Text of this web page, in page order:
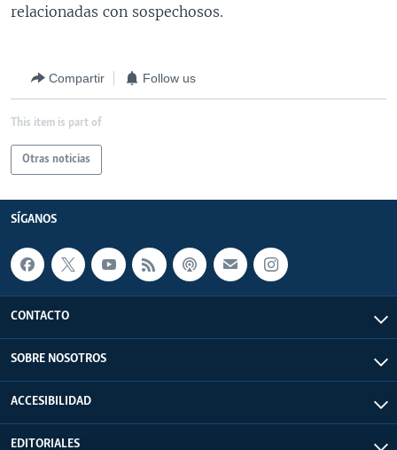
ENTRETENIMIENTO
relacionadas con sospechosos.
Compartir Follow us
This item is part of
Otras noticias
SÍGANOS
CONTACTO
SOBRE NOSOTROS
ACCESIBILIDAD
EDITORIALES